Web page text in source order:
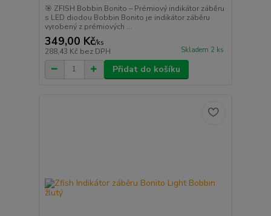
🎯 ZFISH Bobbin Bonito – Prémiový indikátor záběru
s LED diodou Bobbin Bonito je indikátor záběru
vyrobený z prémiových ...
349,00 Kč/ks
288,43 Kč bez DPH Skladem 2 ks
Přidat do košíku